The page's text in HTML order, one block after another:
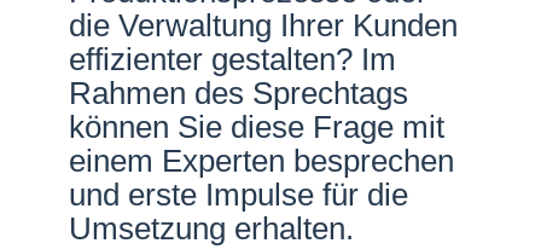
die Verwaltung Ihrer Kunden
effizienter gestalten? Im
Rahmen des Sprechtags
können Sie diese Frage mit
einem Experten besprechen
und erste Impulse für die
Umsetzung erhalten.